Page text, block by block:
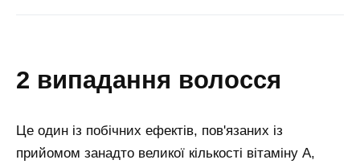
2 випадання волосся
Це один із побічних ефектів, пов'язаних із
прийомом занадто великої кількості вітаміну А,